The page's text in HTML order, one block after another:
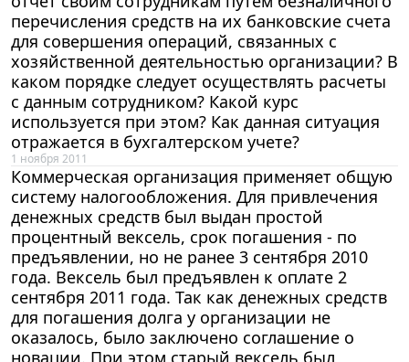
перечисления средств на их банковские счета
для совершения операций, связанных с
хозяйственной деятельностью организации? В
каком порядке следует осуществлять расчеты
с данным сотрудником? Какой курс
используется при этом? Как данная ситуация
отражается в бухгалтерском учете?
1 ноября 2011
Коммерческая организация применяет общую
систему налогообложения. Для привлечения
денежных средств был выдан простой
процентный вексель, срок погашения - по
предъявлении, но не ранее 3 сентября 2010
года. Вексель был предъявлен к оплате 2
сентября 2011 года. Так как денежных средств
для погашения долга у организации не
оказалось, было заключено соглашение о
новации. При этом старый вексель был